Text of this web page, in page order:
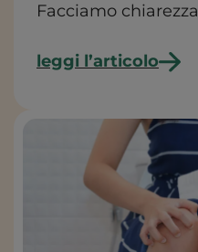
Facciamo chiarezza
leggi l’articolo